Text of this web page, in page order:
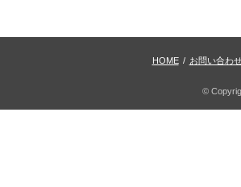
HOME / お問い合わ
©